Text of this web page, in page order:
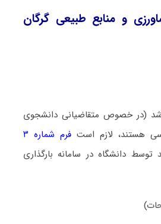
و منابع طبیعی گرگان
(در خصوص متقاضیانی دانشجوی
هستند، لازم است فرم شماره ۳
دانشگاه در سامانه بارگذاری